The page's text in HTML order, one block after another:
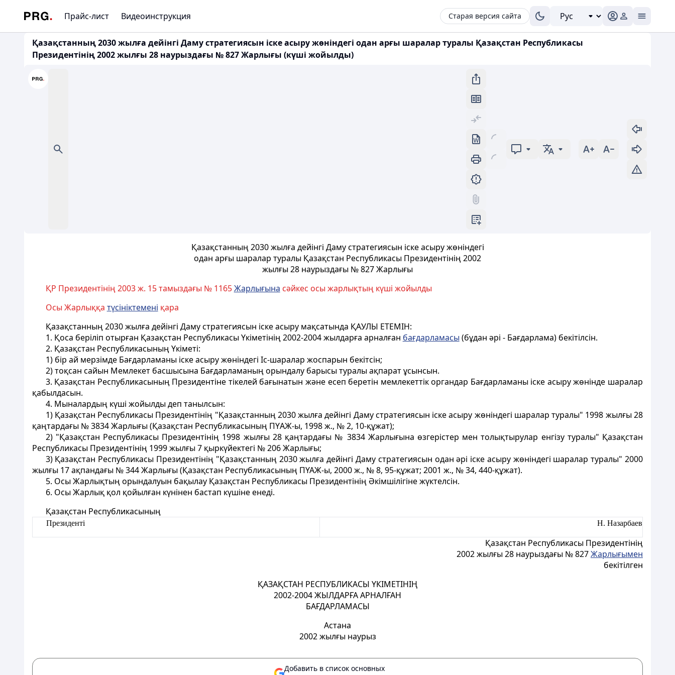
Прайс-лист Видеоинструкция Старая версия сайта
Қазақстанның 2030 жылға дейінгі Даму стратегиясын іске асыру жөніндегі одан арғы шаралар туралы Қазақстан Республикасы
Президентінің 2002 жылғы 28 наурыздағы № 827 Жарлығы (күші жойылды)
Қазақстанның 2030 жылға дейiнгi Даму стратегиясын iске асыру жөніндегі
одан арғы шаралар туралы Қазақстан Республикасы Президентінің 2002
жылғы 28 наурыздағы № 827 Жарлығы
ҚР Президентінің 2003 ж. 15 тамыздағы № 1165Жарлығына сәйкес осы жарлықтың күші жойылды
Осы Жарлыққа түсініктемені қара
Қазақстанның 2030 жылға дейiнгi Даму стратегиясын iске асыру мақсатында ҚАУЛЫ ЕТЕМIН:
1. Қоса берiлiп отырған Қазақстан Республикасы Yкіметінiң 2002-2004 жылдарға арналған бағдарламасы (бұдан әрi - Бағдарлама) бекітілсiн.
2. Қазақстан Республикасының Yкіметі:
1) бір ай мерзiмде Бағдарламаны iске асыру жөніндегі Iс-шаралар жоспарын бекiтсiн;
2) тоқсан сайын Мемлекет басшысына Бағдарламаның орындалу барысы туралы ақпарат ұсынсын.
3. Қазақстан Республикасының Президентiне тiкелей бағынатын және есеп беретiн мемлекеттік органдар Бағдарламаны iске асыру жөнiнде шаралар
қабылдасын.
4. Мыналардың күшi жойылды деп танылсын:
1) Қазақстан Республикасы Президентінің "Қазақстанның 2030 жылға дейiнгi Даму стратегиясын iске асыру жөніндегі шаралар туралы" 1998 жылғы 28
қаңтардағы № 3834 Жарлығы (Қазақстан Республикасының ПYАЖ-ы, 1998 ж., № 2, 10-құжат);
2) "Қазақстан Республикасы Президентінің 1998 жылғы 28 қаңтардағы № 3834 Жарлығына өзгерістер мен толықтырулар енгізу туралы" Қазақстан
Республикасы Президентінің 1999 жылғы 7 қыркүйектегі № 206 Жарлығы;
3) Қазақстан Республикасы Президентінің "Қазақстанның 2030 жылға дейінгі Даму стратегиясын одан әрі іске асыру жөніндегі шаралар туралы" 2000
жылғы 17 ақпандағы № 344 Жарлығы (Қазақстан Республикасының ПҮАЖ-ы, 2000 ж., № 8, 95-құжат; 2001 ж., № 34, 440-құжат).
5. Осы Жарлықтың орындалуын бақылау Қазақстан Республикасы Президентінің Әкімшілігіне жүктелсін.
6. Осы Жарлық қол қойылған күнінен бастап күшіне енеді.
Қазақстан Республикасының
Президенті Н. Назарбаев
Қазақстан Республикасы Президентінің
2002 жылғы 28 наурыздағы № 827Жарлығымен
бекітілген
ҚАЗАҚСТАН РЕСПУБЛИКАСЫ ҮКІМЕТІНІҢ
2002-2004 ЖЫЛДАРҒА АРНАЛҒАН
БАҒДАРЛАМАСЫ
Астана
2002 жылғы наурыз
Добавить в список основных